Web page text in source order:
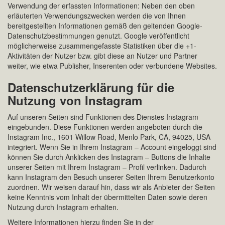
Verwendung der erfassten Informationen: Neben den oben
erläuterten Verwendungszwecken werden die von Ihnen
bereitgestellten Informationen gemäß den geltenden Google-
Datenschutzbestimmungen genutzt. Google veröffentlicht
möglicherweise zusammengefasste Statistiken über die +1-
Aktivitäten der Nutzer bzw. gibt diese an Nutzer und Partner
weiter, wie etwa Publisher, Inserenten oder verbundene Websites.
Datenschutzerklärung für die
Nutzung von Instagram
Auf unseren Seiten sind Funktionen des Dienstes Instagram
eingebunden. Diese Funktionen werden angeboten durch die
Instagram Inc., 1601 Willow Road, Menlo Park, CA, 94025, USA
integriert. Wenn Sie in Ihrem Instagram – Account eingeloggt sind
können Sie durch Anklicken des Instagram – Buttons die Inhalte
unserer Seiten mit Ihrem Instagram – Profil verlinken. Dadurch
kann Instagram den Besuch unserer Seiten Ihrem Benutzerkonto
zuordnen. Wir weisen darauf hin, dass wir als Anbieter der Seiten
keine Kenntnis vom Inhalt der übermittelten Daten sowie deren
Nutzung durch Instagram erhalten.
Weitere Informationen hierzu finden Sie in der